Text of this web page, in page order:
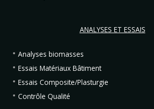
ANALYSES ET ESSAIS
Analyses biomasses
Essais Matériaux Bâtiment
Essais Composite/Plasturgie
Contrôle Qualité